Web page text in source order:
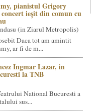
pianistul Grigory
ieșit din comun cu
(in Ziarul Metropolis)
Daca tot am amintit
ar fi de m...
Ingmar Lazar, in
la TNB
National Bucuresti a
sus...